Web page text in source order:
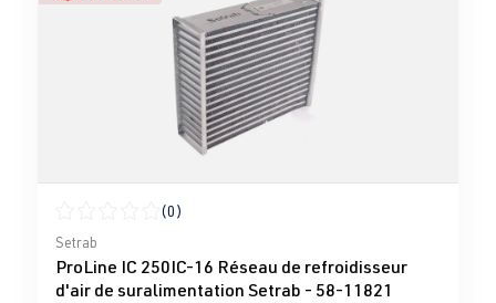
Note moyenne de 0 sur 5 étoiles
(0)
Setrab
ProLine IC 250IC-16 Réseau de refroidisseur
d'air de suralimentation Setrab - 58-11821